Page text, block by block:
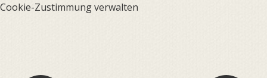
Cookie-Zustimmung verwalten